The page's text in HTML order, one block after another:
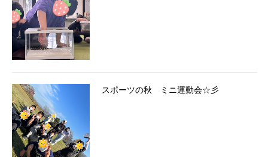
スポーツの秋 ミニ運動会☆彡